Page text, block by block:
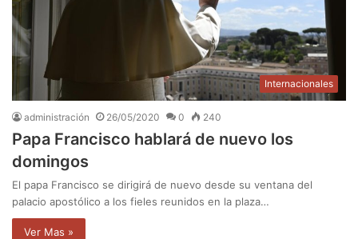
Internacionales
administración 26/05/2020 0 240
Papa Francisco hablará de nuevo los
domingos
El papa Francisco se dirigirá de nuevo desde su ventana del
palacio apostólico a los fieles reunidos en la plaza…
Ver Mas »